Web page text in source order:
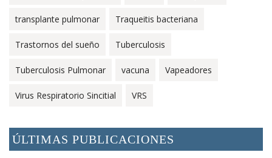
transplante pulmonar Traqueitis bacteriana
Trastornos del sueño Tuberculosis
Tuberculosis Pulmonar vacuna Vapeadores
Virus Respiratorio Sincitial VRS
ÚLTIMAS PUBLICACIONES